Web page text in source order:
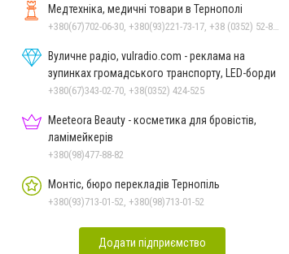
Медтехніка, медичні товари в Тернополі
+380(67)702-06-30, +380(93)221-73-17, +38 (0352) 52-81-46
Вуличне радіо, vulradio.com - реклама на
зупинках громадського транспорту, LED-борди
+380(67)343-02-70, +38(0352) 424-525
Meeteora Beauty - косметика для бровістів,
ламімейкерів
+380(98)477-88-82
Монтіс, бюро перекладів Тернопіль
+380(93)713-01-52, +380(98)713-01-52
Додати підприємство